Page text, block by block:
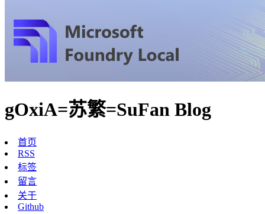
gOxiA=苏繁=SuFan Blog
首页
RSS
标签
留言
关于
Github